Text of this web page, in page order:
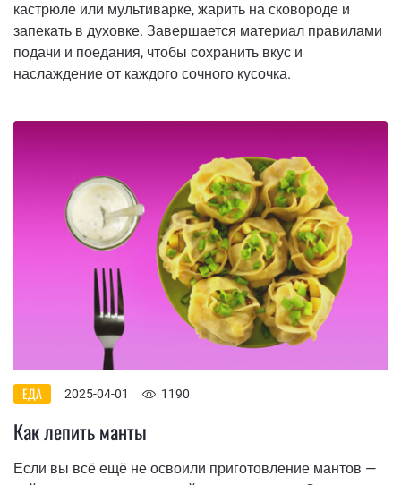
кастрюле или мультиварке, жарить на сковороде и
запекать в духовке. Завершается материал правилами
подачи и поедания, чтобы сохранить вкус и
наслаждение от каждого сочного кусочка.
ЕДА 2025-04-01 1190
Как лепить манты
Если вы всё ещё не освоили приготовление мантов —